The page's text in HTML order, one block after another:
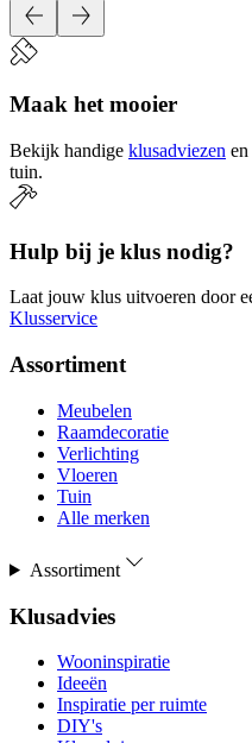
Maak het mooier
Bekijk handige klusadviezen en
tuin.
Hulp bij je klus nodig?
Laat jouw klus uitvoeren door
Klusservice
Assortiment
Meubelen
Raamdecoratie
Verlichting
Vloeren
Tuin
Alle merken
Assortiment
Klusadvies
Wooninspiratie
Ideeën
Inspiratie per ruimte
DIY's